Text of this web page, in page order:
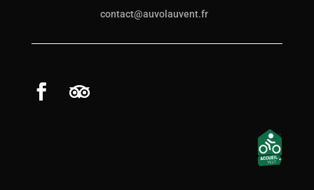
contact@auvolauvent.fr